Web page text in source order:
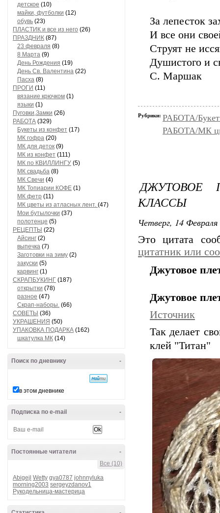
детское (10)
майки, футболки (12)
обувь (23)
ПЛАСТИК и все из него (26)
ПРАЗДНИК (87)
23 февраля (8)
8 Марта (9)
День Рождения (19)
День Св. Валентина (22)
Пасха (8)
ПРОГИ (11)
вязание крючком (1)
языки (1)
Пуговки,Замки (26)
РАБОТА (329)
Букеты из конфет (17)
МК гофра (20)
МК для деток (9)
МК из конфет (111)
МК по КВИЛЛИНГУ (5)
МК свадьба (8)
МК Свечи (4)
МК Топиарии КОФЕ (1)
МК фетр (11)
МК цветы из атласных лент. (47)
Мои бутылочки (37)
полотенце (5)
РЕЦЕПТЫ (22)
Айсинг (2)
выпечка (7)
Заготовки на зиму (2)
закуски (5)
карвинг (1)
СКРАПБУКИНГ (187)
открытки (78)
разное (47)
Скрап-наборы. (66)
СОВЕТЫ (36)
УКРАШЕНИЯ (50)
УПАКОВКА ПОДАРКА (162)
шкатулка МК (14)
-
Поиск по дневнику
в этом дневнике
-
Подписка по e-mail
-
Постоянные читатели
Все (10)
Abigejl Wetty gya0787 johnnyluka
morning2003 sergeyzdanov1
Рукодельница-мастерица
За лепесток
И все они
Струят не
Душистого и
С. Маршак
Рубрики: РАБОТА/
РАБОТА/МК
ДЖУТОВОЕ
КЛАССЫ
Четверг, 14
Это цитата
цитатник или
Джутовое
Джутовое
Источник
Так делает
клей "Титан"